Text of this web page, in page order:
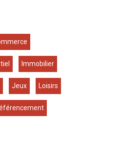
Immobilier
Jeux Loisirs